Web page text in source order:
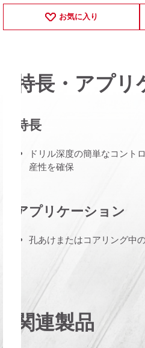
お気に入り
特長・アプ
特長
ドリル深度の簡単なコント
産性を確保
アプリケーション
孔あけまたはコアリング中
関連製品